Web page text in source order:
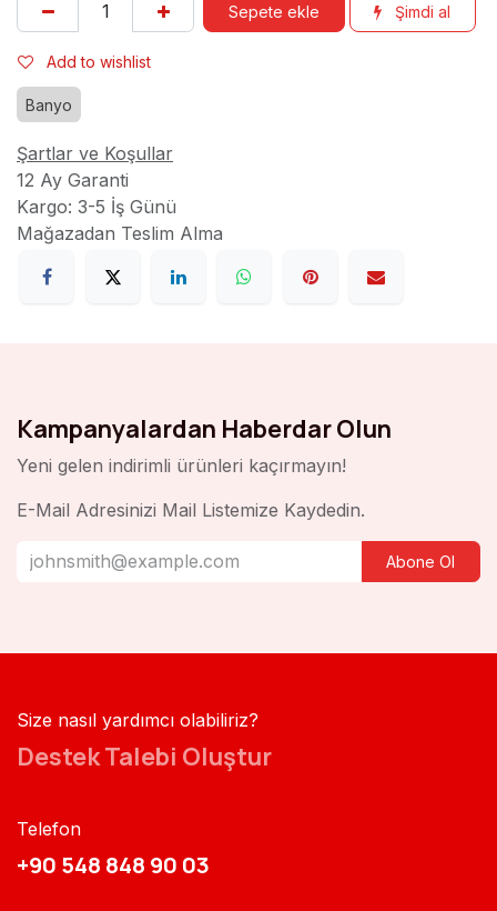
Sepete ekle Şimdi al
Add to wishlist
Banyo
Şartlar ve Koşullar
12 Ay Garanti
Kargo: 3-5 İş Günü
Mağazadan Teslim Alma
Kampanyalardan Haberdar Olun
Yeni gelen indirimli ürünleri kaçırmayın!
E-Mail Adresinizi Mail Listemize Kaydedin.
Abone Ol
Size nasıl yardımcı olabiliriz?
Destek Talebi Oluştur
Telefon
+90 548 848 90 03​​